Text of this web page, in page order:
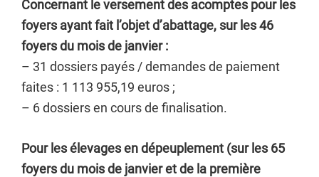
Concernant le versement des acomptes pour les
foyers ayant fait l’objet d’abattage, sur les 46
foyers du mois de janvier :
– 31 dossiers payés / demandes de paiement
faites : 1 113 955,19 euros ;
– 6 dossiers en cours de finalisation.
Pour les élevages en dépeuplement (sur les 65
foyers du mois de janvier et de la première